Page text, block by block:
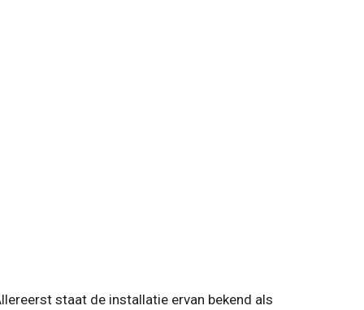
staat de installatie ervan bekend als